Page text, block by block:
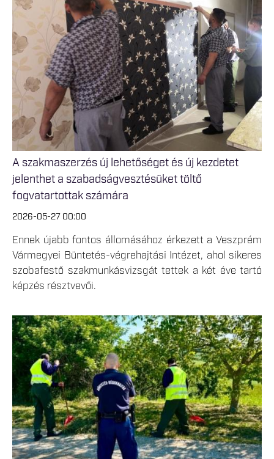
A szakmaszerzés új lehetőséget és új kezdetet
jelenthet a szabadságvesztésüket töltő
fogvatartottak számára
2026-05-27 00:00
Ennek újabb fontos állomásához érkezett a Veszprém
Vármegyei Büntetés-végrehajtási Intézet, ahol sikeres
szobafestő szakmunkásvizsgát tettek a két éve tartó
képzés résztvevői.